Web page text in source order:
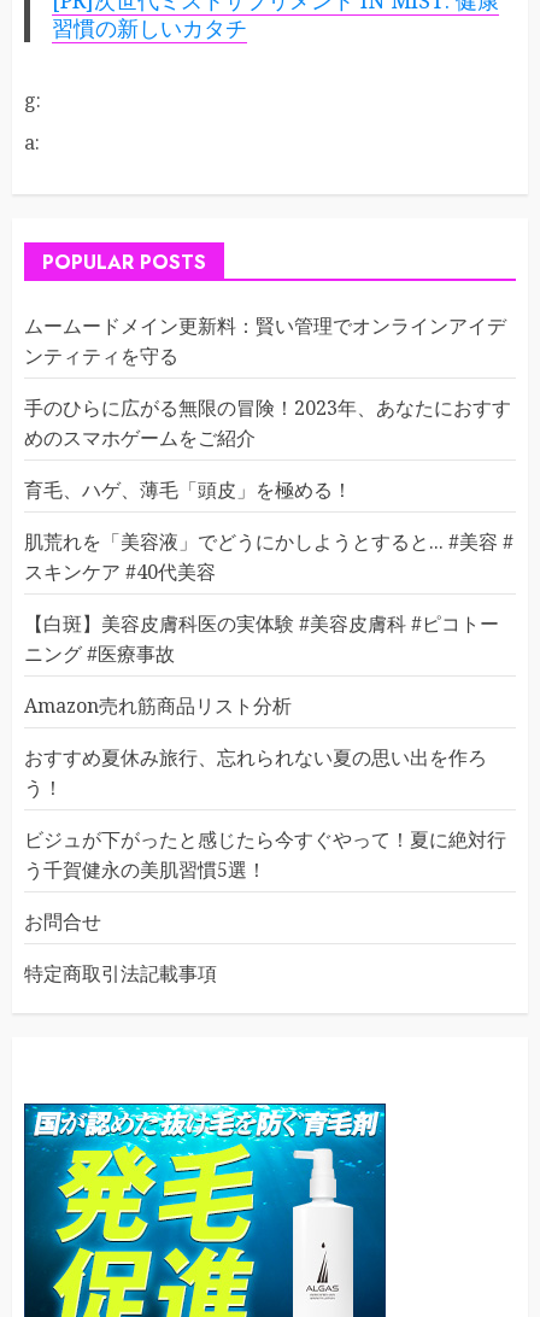
習慣の新しいカタチ
g:
a:
POPULAR POSTS
ムームードメイン更新料：賢い管理でオンラインアイデ
ンティティを守る
手のひらに広がる無限の冒険！2023年、あなたにおすす
めのスマホゲームをご紹介
育毛、ハゲ、薄毛「頭皮」を極める！
肌荒れを「美容液」でどうにかしようとすると... #美容 #
スキンケア #40代美容
【白斑】美容皮膚科医の実体験 #美容皮膚科 #ピコトー
ニング #医療事故
Amazon売れ筋商品リスト分析
おすすめ夏休み旅行、忘れられない夏の思い出を作ろ
う！
ビジュが下がったと感じたら今すぐやって！夏に絶対行
う千賀健永の美肌習慣5選！
お問合せ
特定商取引法記載事項